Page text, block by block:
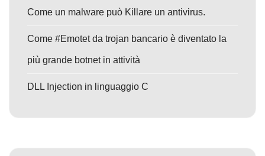
Come un malware può Killare un antivirus.
Come #Emotet da trojan bancario è diventato la
più grande botnet in attività
DLL Injection in linguaggio C